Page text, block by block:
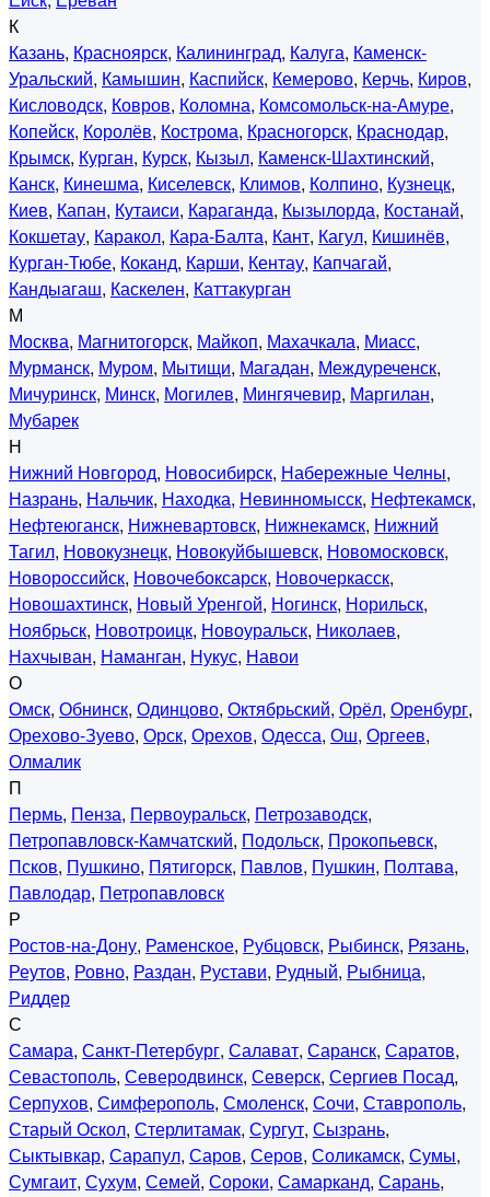
К
Казань, Красноярск, Калининград, Калуга, Каменск-
Уральский, Камышин, Каспийск, Кемерово, Керчь, Киров,
Кисловодск, Ковров, Коломна, Комсомольск-на-Амуре,
Копейск, Королёв, Кострома, Красногорск, Краснодар,
Крымск, Курган, Курск, Кызыл, Каменск-Шахтинский,
Канск, Кинешма, Киселевск, Климов, Колпино, Кузнецк,
Киев, Капан, Кутаиси, Караганда, Кызылорда, Костанай,
Кокшетау, Каракол, Кара-Балта, Кант, Кагул, Кишинёв,
Курган-Тюбе, Коканд, Карши, Кентау, Капчагай,
Кандыагаш, Каскелен, Каттакурган
М
Москва, Магнитогорск, Майкоп, Махачкала, Миасс,
Мурманск, Муром, Мытищи, Магадан, Междуреченск,
Мичуринск, Минск, Могилев, Мингячевир, Маргилан,
Мубарек
Н
Нижний Новгород, Новосибирск, Набережные Челны,
Назрань, Нальчик, Находка, Невинномысск, Нефтекамск,
Нефтеюганск, Нижневартовск, Нижнекамск, Нижний
Тагил, Новокузнецк, Новокуйбышевск, Новомосковск,
Новороссийск, Новочебоксарск, Новочеркасск,
Новошахтинск, Новый Уренгой, Ногинск, Норильск,
Ноябрьск, Новотроицк, Новоуральск, Николаев,
Нахчыван, Наманган, Нукус, Навои
О
Омск, Обнинск, Одинцово, Октябрьский, Орёл, Оренбург,
Орехово-Зуево, Орск, Орехов, Одесса, Ош, Оргеев,
Олмалик
П
Пермь, Пенза, Первоуральск, Петрозаводск,
Петропавловск-Камчатский, Подольск, Прокопьевск,
Псков, Пушкино, Пятигорск, Павлов, Пушкин, Полтава,
Павлодар, Петропавловск
Р
Ростов-на-Дону, Раменское, Рубцовск, Рыбинск, Рязань,
Реутов, Ровно, Раздан, Рустави, Рудный, Рыбница,
Риддер
С
Самара, Санкт-Петербург, Салават, Саранск, Саратов,
Севастополь, Северодвинск, Северск, Сергиев Посад,
Серпухов, Симферополь, Смоленск, Сочи, Ставрополь,
Старый Оскол, Стерлитамак, Сургут, Сызрань,
Сыктывкар, Сарапул, Саров, Серов, Соликамск, Сумы,
Сумгаит, Сухум, Семей, Сороки, Самарканд, Сарань,